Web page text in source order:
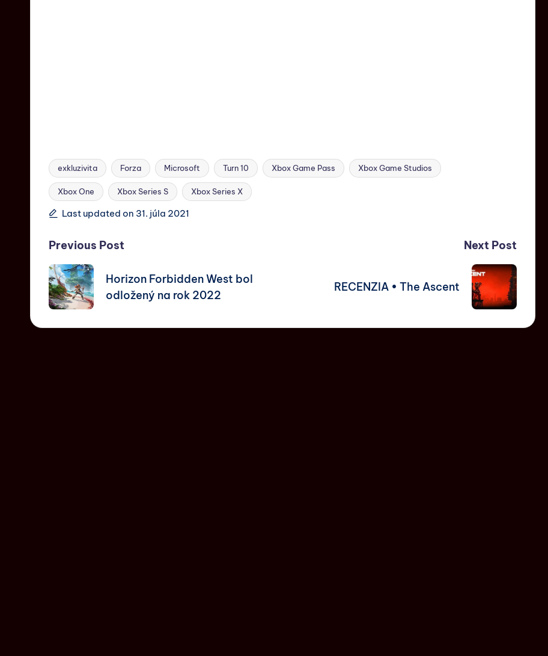
exkluzivita Forza Microsoft Turn 10 Xbox Game Pass Xbox Game Studios
Xbox One Xbox Series S Xbox Series X
Last updated on 31. júla 2021
Previous Post
Horizon Forbidden West bol
odložený na rok 2022
Next Post
RECENZIA • The Ascent